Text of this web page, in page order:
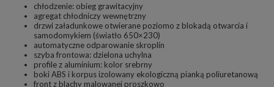
chłodzenie: obieg grawitacyjny
agregat chłodniczy wewnętrzny
drzwi załadunkowe otwierane poziomo z blokadą otwarcia i
samodomykiem (światło 650×230)
automatyczne odparowanie skroplin
szyba frontowa: dzielona uchylna
profile z aluminium: kolor srebrny
boki ABS i korpus izolowany ekologiczną pianką poliuretanową
front z blachy malowanej proszkowo